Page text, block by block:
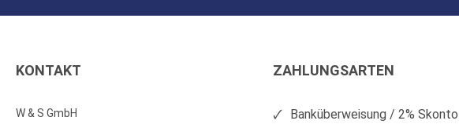
KONTAKT
W & S GmbH
ZAHLUNGSARTEN
Banküberweisung / 2% Skonto